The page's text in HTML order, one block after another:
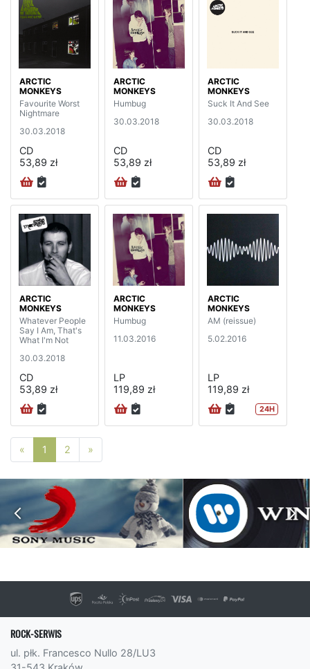
ARCTIC
MONKEYS
Favourite Worst
Nightmare
30.03.2018
CD
53,89 zł
ARCTIC
MONKEYS
Humbug
30.03.2018
CD
53,89 zł
ARCTIC
MONKEYS
Suck It And See
30.03.2018
CD
53,89 zł
ARCTIC
MONKEYS
Whatever People
Say I Am, That's
What I'm Not
30.03.2018
CD
53,89 zł
ARCTIC
MONKEYS
Humbug
11.03.2016
LP
119,89 zł
ARCTIC
MONKEYS
AM (reissue)
5.02.2016
LP
119,89 zł
24H
« Poprzednia strona
1 2 »
ROCK-SERWIS
ul. płk. Francesco Nullo 28/LU3